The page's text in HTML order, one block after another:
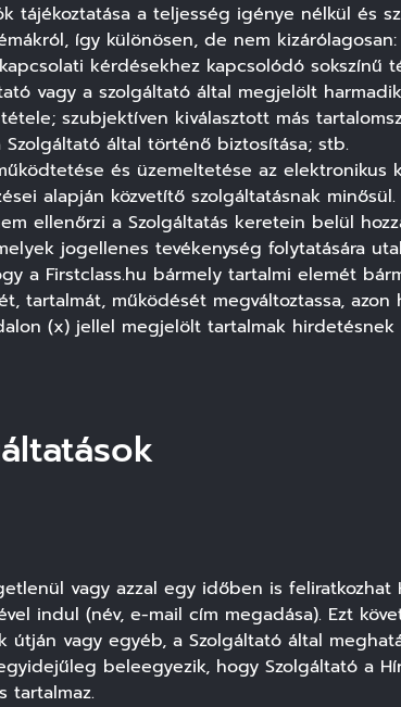
tájékoztatása a teljesség igénye nélkül
így különösen, de nem
kérdésekhez kapcsolódó sokszínű
vagy a szolgáltató által megjelölt
szubjektíven kiválasztott más
által történő biztosítása; stb.
és üzemeltetése az elektronikus
alapján közvetítő szolgáltatásnak
ellenőrzi a Szolgáltatás keretein belül
jogellenes tevékenység folytatására
a Firstclass.hu bármely tartalmi elemét
tartalmát, működését megváltoztassa,
(x) jellel megjelölt tartalmak hirdetésnek
vagy azzal egy időben is feliratkozhat
indul (név, e-mail cím megadása). Ezt
útján vagy egyéb, a Szolgáltató által
beleegyezik, hogy Szolgáltató a
tartalmaz.